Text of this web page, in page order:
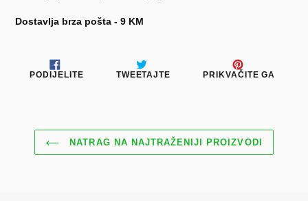
Dostavlja brza pošta - 9 KM
PODIJELITEPODIJELITETWEETAJTE TWEETAJTEPRIKVAČITE GA
NATRAG NA NAJTRAŽENIJI PROIZVODI